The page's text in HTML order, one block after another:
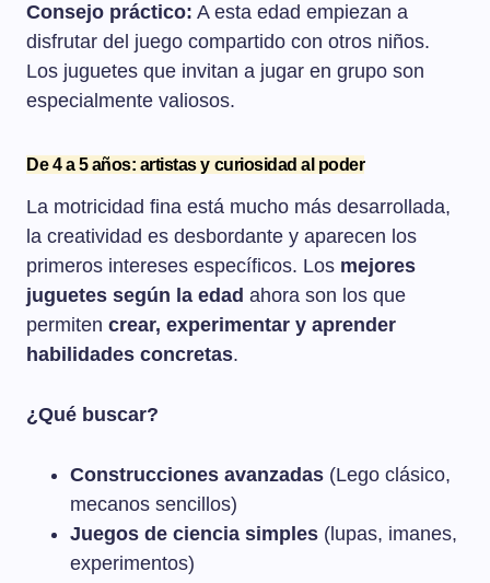
Consejo práctico: A esta edad empiezan a
disfrutar del juego compartido con otros niños.
Los juguetes que invitan a jugar en grupo son
especialmente valiosos.
De 4 a 5 años: artistas y curiosidad al poder
La motricidad fina está mucho más desarrollada,
la creatividad es desbordante y aparecen los
primeros intereses específicos. Los mejores
juguetes según la edad ahora son los que
permiten crear, experimentar y aprender
habilidades concretas.
¿Qué buscar?
Construcciones avanzadas (Lego clásico,
mecanos sencillos)
Juegos de ciencia simples (lupas, imanes,
experimentos)